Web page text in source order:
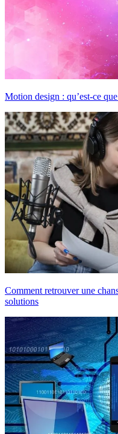
Motion design : qu’est-ce
Comment retrouver une
solutions